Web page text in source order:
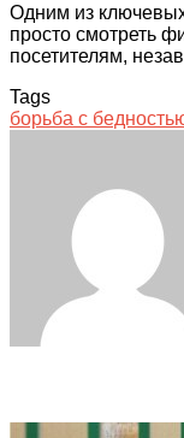
Одним из
просто смотреть
посетителям,
Tags
борьба с